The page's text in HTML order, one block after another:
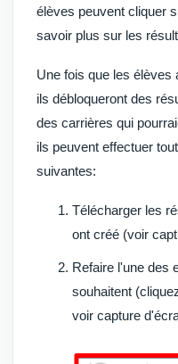
élèves peuvent cliquer
savoir plus sur les
Une fois que les élèves
ils débloqueront des
des carrières qui
ils peuvent effectuer
suivantes:
Télécharger les
ont créé (voir
Refaire l'une des
souhaitent
voir capture